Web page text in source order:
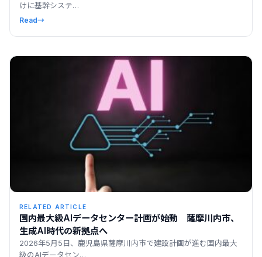
けに基幹システ…
Read→
RELATED ARTICLE
国内最大級AIデータセンター計画が始動 薩摩川内市、
生成AI時代の新拠点へ
2026年5月5日、鹿児島県薩摩川内市で建設計画が進む国内最大
級のAIデータセン…